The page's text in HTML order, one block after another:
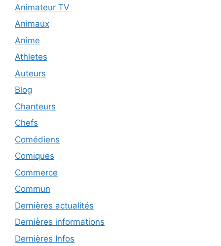
Animateur TV
Animaux
Anime
Athletes
Auteurs
Blog
Chanteurs
Chefs
Comédiens
Comiques
Commerce
Commun
Dernières actualités
Dernières informations
Dernières Infos